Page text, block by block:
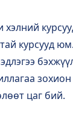
курсууд
зохион
цаг бий.